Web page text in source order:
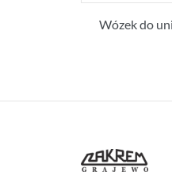
Wózek do